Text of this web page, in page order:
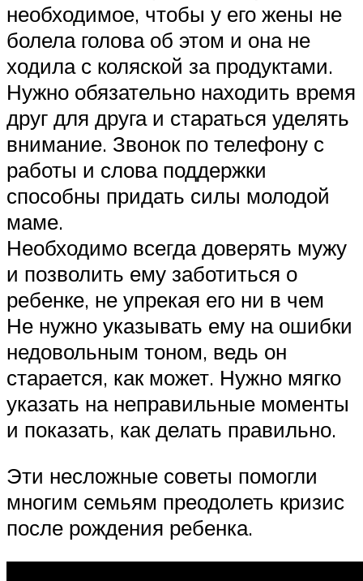
необходимое, чтобы у его жены не
болела голова об этом и она не
ходила с коляской за продуктами.
Нужно обязательно находить время
друг для друга и стараться уделять
внимание. Звонок по телефону с
работы и слова поддержки
способны придать силы молодой
маме.
Необходимо всегда доверять мужу
и позволить ему заботиться о
ребенке, не упрекая его ни в чем
Не нужно указывать ему на ошибки
недовольным тоном, ведь он
старается, как может. Нужно мягко
указать на неправильные моменты
и показать, как делать правильно.
Эти несложные советы помогли
многим семьям преодолеть кризис
после рождения ребенка.